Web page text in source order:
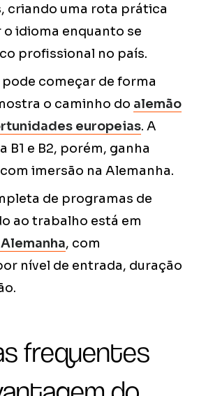
criando uma rota prática
idioma enquanto se
profissional no país.
começar de forma
o caminho do alemão
europeias. A
B1 e B2, porém, ganha
imersão na Alemanha.
de programas de
ao trabalho está em
, com
nível de entrada, duração
frequentes